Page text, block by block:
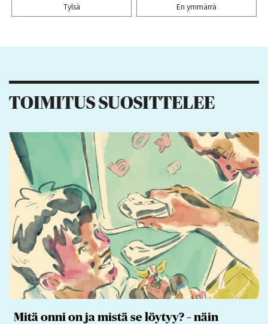
Tylsä En ymmärrä
TOIMITUS SUOSITTELEE
Mitä onni on ja mistä se löytyy? – näin